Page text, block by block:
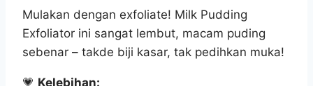
Mulakan dengan exfoliate! Milk Pudding
Exfoliator ini sangat lembut, macam puding
sebenar – takde biji kasar, tak pedihkan muka!
💗 Kelebihan: